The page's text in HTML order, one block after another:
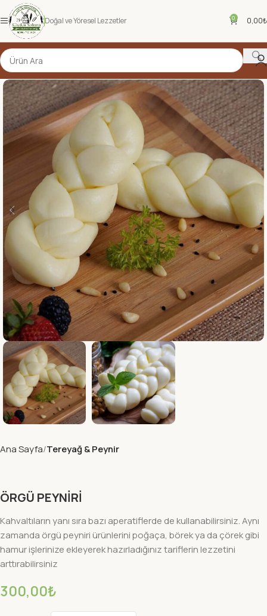
Doğal ve Yöresel Lezzetler 0 0,00₺
Ana Sayfa Tereyağ & Peynir
ÖRGÜ PEYNİRİ
Kahvaltıların yanı sıra bazı aperatiflerde de kullanabilirsiniz. Aynı
zamanda örgü peyniri ürünlerini poğaça, börek ya da çörek gibi
hamur işlerinize ekleyerek hazırladığınız tariflerin lezzetini
arttırabilirsiniz
300,00₺